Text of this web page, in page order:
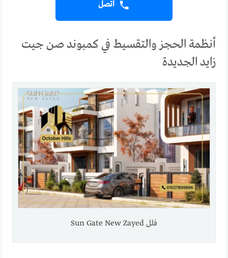
اتصل
أنظمة الحجز والتقسيط في كمبوند صن جيت
زايد الجديدة
فلل Sun Gate New Zayed